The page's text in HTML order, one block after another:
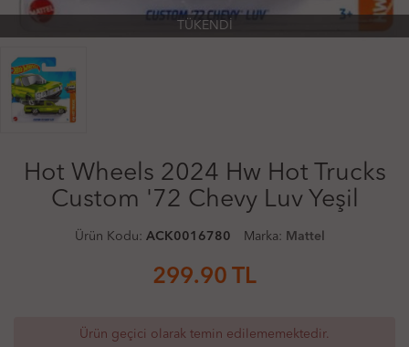
TÜKENDİ
Hot Wheels 2024 Hw Hot Trucks
Custom '72 Chevy Luv Yeşil
Ürün Kodu: ACK0016780 Marka: Mattel
299.90 TL
Ürün geçici olarak temin edilememektedir.